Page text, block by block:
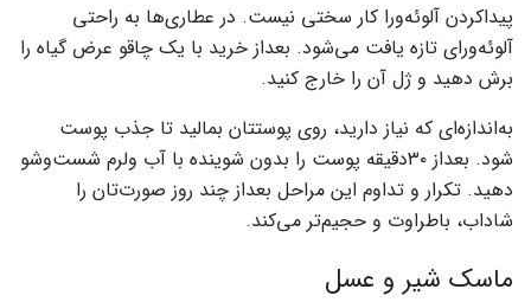
پیداکردن آلوئه‌ورا کار سختی نیست. در عطاری‌ها به راحتی
آلوئه‌ورای تازه یافت می‌شود. بعداز خرید با یک چاقو عرض گیاه را
برش دهید و ژل آن را خارج کنید.
به‌اندازه‌ای که نیاز دارید، روی پوستتان بمالید تا جذب پوست
شود. بعداز ۳۰دقیقه پوست‌ را بدون شوینده با آب ولرم شست‌وشو
دهید. تکرار و تداوم این مراحل بعداز چند روز صورت‌تان را
شاداب، باطراوت و حجیم‌تر می‌کند.
ماسک شیر و عسل